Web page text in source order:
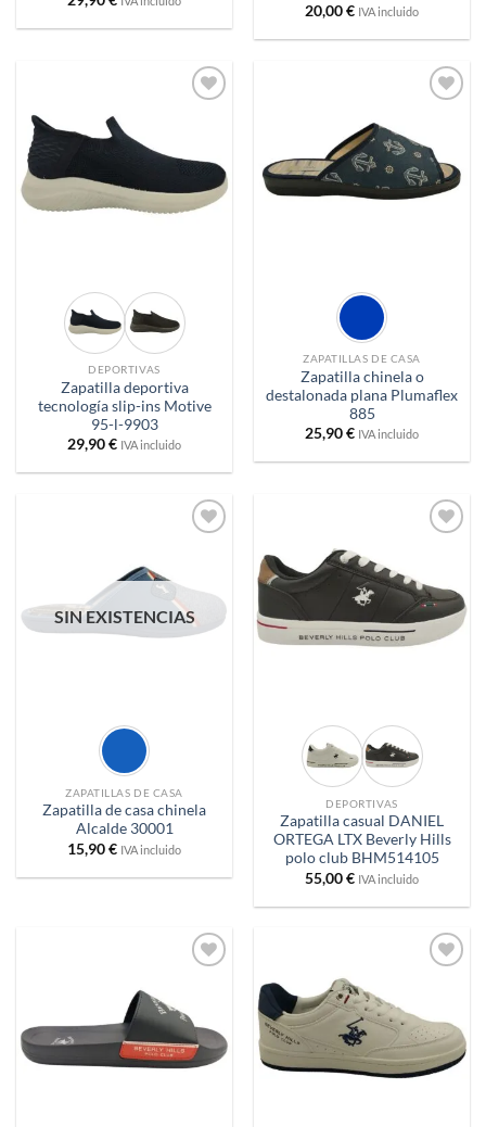
20,00€ IVA incluido
DEPORTIVAS
Zapatilla deportiva
tecnología slip-ins Motive
95-l-9903
29,90€ IVA incluido
deseos
ZAPATILLAS DE CASA
Zapatilla chinela o
destalonada plana Plumaflex
885
25,90€ IVA incluido
SIN EXISTENCIAS
ZAPATILLAS DE CASA
Zapatilla de casa chinela
Alcalde 30001
15,90€ IVA incluido
DEPORTIVAS
Zapatilla casual DANIEL
ORTEGA LTX Beverly Hills
polo club BHM514105
55,00€ IVA incluido
deseos